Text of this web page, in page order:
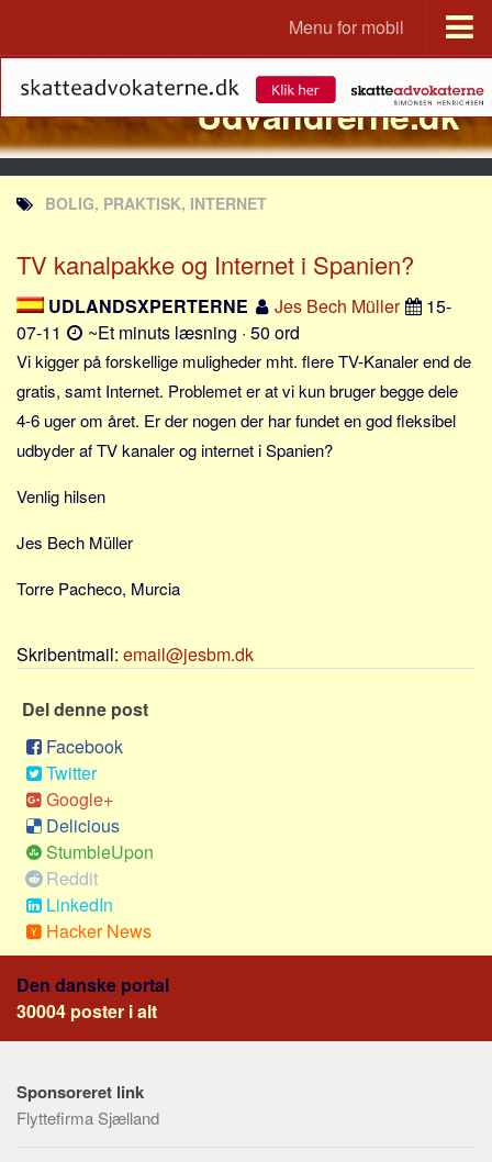
Menu for mobil
Portal
Udvandrerne.dk
Utvandrerne.no
Utvandrarna.se
Tyskland.dk
England.dk
JLKM.dk
Lande
Tyrkiet
Spanien
Frankrig
Sverige
Norge
USA
Alle
Nøgleord
Bolig
Job
Virksomhed
Investering
Pension og opsparing
Forbrug
Social sikring og sundhed
Transport
Aspekter
Udvandrerne.dk
BOLIG, PRAKTISK, INTERNET
TV kanalpakke og Internet i Spanien?
UDLANDSXPERTERNE Jes Bech Müller
15-
07-11
~Et minuts læsning · 50 ord
Vi kigger på forskellige muligheder mht. flere TV-Kanaler end de
gratis, samt Internet. Problemet er at vi kun bruger begge dele
4-6 uger om året. Er der nogen der har fundet en god fleksibel
udbyder af TV kanaler og internet i Spanien?
Venlig hilsen
Jes Bech Müller
Torre Pacheco, Murcia
Skribentmail: email@jesbm.dk
Del denne post
Facebook
Twitter
Google+
Delicious
StumbleUpon
Reddit
LinkedIn
Hacker News
Den danske portal
30004 poster i alt
Sponsoreret link
Flyttefirma Sjælland